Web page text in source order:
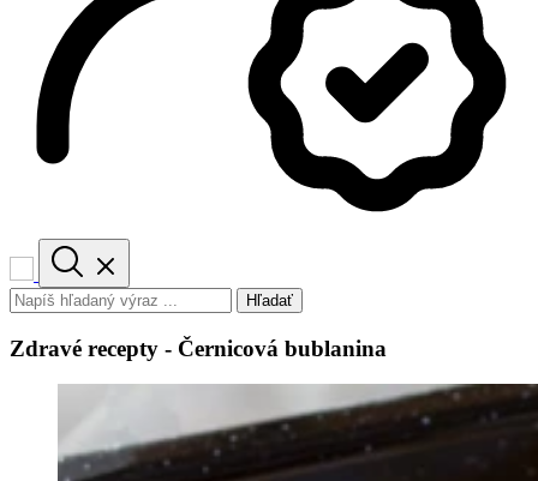
Hľadať
Zdravé recepty - Černicová bublanina